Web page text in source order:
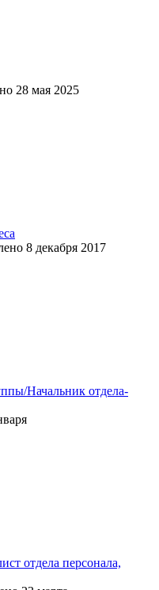
28 мая 2025
8 декабря 2017
Начальник отдела-
отдела персонала,